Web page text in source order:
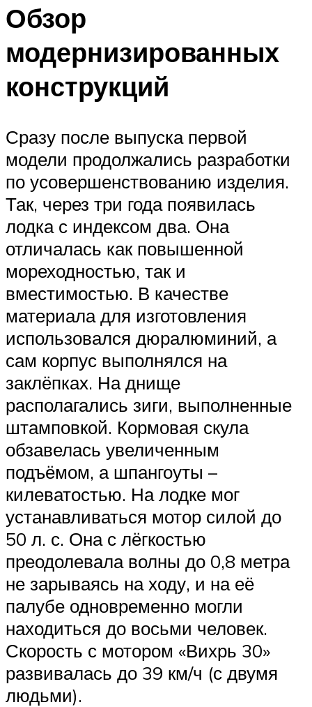
Обзор
модернизированных
конструкций
Сразу после выпуска первой
модели продолжались разработки
по усовершенствованию изделия.
Так, через три года появилась
лодка с индексом два. Она
отличалась как повышенной
мореходностью, так и
вместимостью. В качестве
материала для изготовления
использовался дюралюминий, а
сам корпус выполнялся на
заклёпках. На днище
располагались зиги, выполненные
штамповкой. Кормовая скула
обзавелась увеличенным
подъёмом, а шпангоуты –
килеватостью. На лодке мог
устанавливаться мотор силой до
50 л. с. Она с лёгкостью
преодолевала волны до 0,8 метра
не зарываясь на ходу, и на её
палубе одновременно могли
находиться до восьми человек.
Скорость с мотором «Вихрь 30»
развивалась до 39 км/ч (с двумя
людьми).